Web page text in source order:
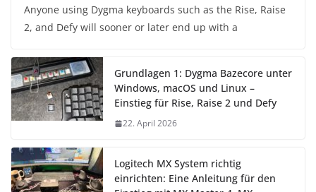
Anyone using Dygma keyboards such as the Rise, Raise
2, and Defy will sooner or later end up with a
Grundlagen 1: Dygma Bazecore unter
Windows, macOS und Linux –
Einstieg für Rise, Raise 2 und Defy
22. April 2026
Logitech MX System richtig
einrichten: Eine Anleitung für den